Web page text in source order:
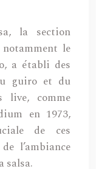
la section
le
a établi des
guiro et du
live, comme
en 1973,
de ces
l’ambiance
salsa.